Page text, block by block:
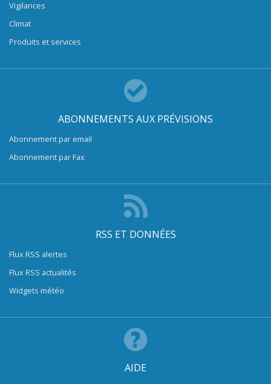
Vigilances
Climat
Produits et services
ABONNEMENTS AUX PRÉVISIONS
Abonnement par email
Abonnement par Fax
RSS ET DONNÉES
Flux RSS alertes
Flux RSS actualités
Widgets météo
AIDE